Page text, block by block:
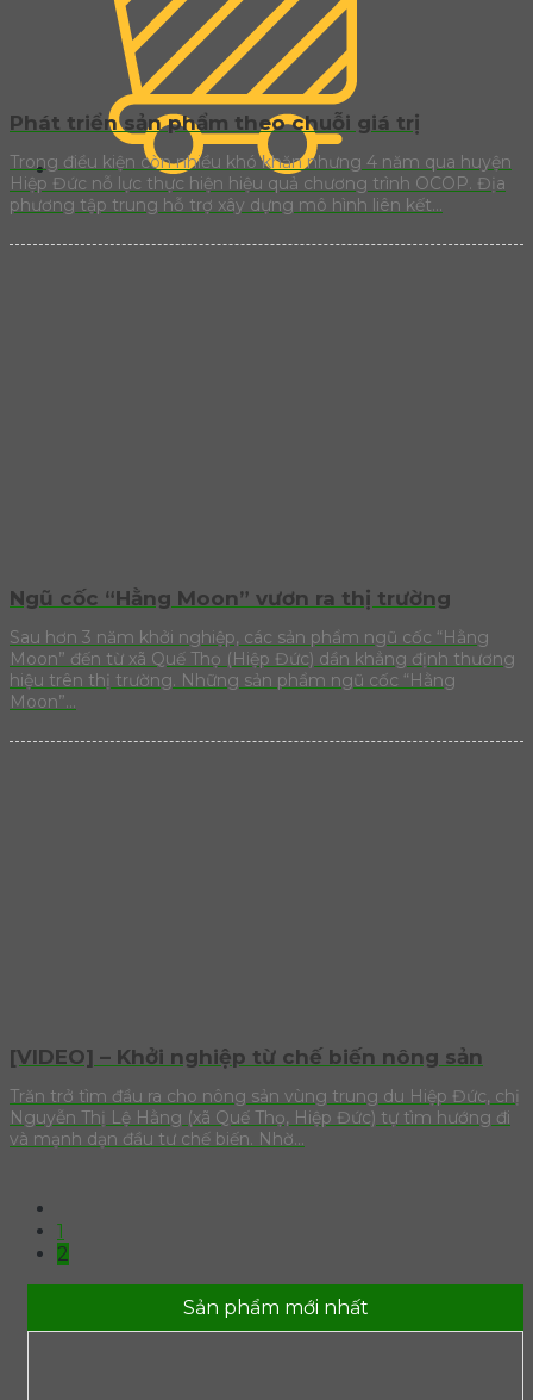
Phát triển sản phẩm theo chuỗi giá trị
Trong điều kiện còn nhiều khó khăn nhưng 4 năm qua huyện
Hiệp Đức nỗ lực thực hiện hiệu quả chương trình OCOP. Địa
phương tập trung hỗ trợ xây dựng mô hình liên kết...
Ngũ cốc “Hằng Moon” vươn ra thị trường
Sau hơn 3 năm khởi nghiệp, các sản phẩm ngũ cốc “Hằng
Moon” đến từ xã Quế Thọ (Hiệp Đức) dần khẳng định thương
hiệu trên thị trường. Những sản phẩm ngũ cốc “Hằng
Moon”...
[VIDEO] – Khởi nghiệp từ chế biến nông sản
Trăn trở tìm đầu ra cho nông sản vùng trung du Hiệp Đức, chị
Nguyễn Thị Lệ Hằng (xã Quế Thọ, Hiệp Đức) tự tìm hướng đi
và mạnh dạn đầu tư chế biến. Nhờ...
1
2
Sản phẩm mới nhất